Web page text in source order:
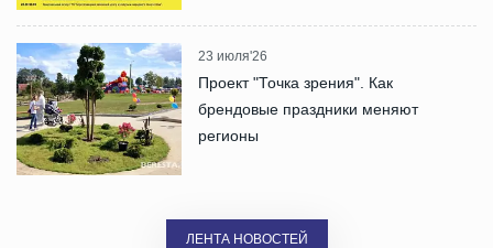
23 июля'26
Проект "Точка зрения". Как
брендовые праздники меняют
регионы
ЛЕНТА НОВОСТЕЙ